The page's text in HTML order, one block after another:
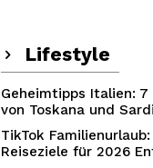
Lifestyle
Geheimtipps Italien: 7
von Toskana und
TikTok
Reiseziele für 2026